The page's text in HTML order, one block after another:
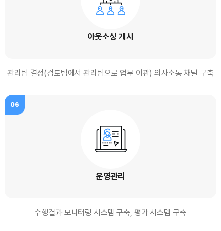
아웃소싱 개시
관리팀 결정(검토팀에서 관리팀으로 업무 이관) 의사소통 채널 구축
06
운영관리
수행결과 모니터링 시스템 구축, 평가 시스템 구축